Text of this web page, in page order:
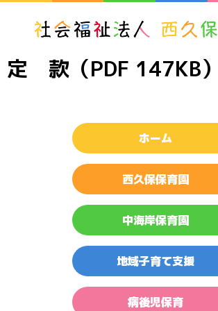
定 款（PDF 147KB）
ホーム
西久保保育園
中海岸保育園
地域子育て支援
病後児保育